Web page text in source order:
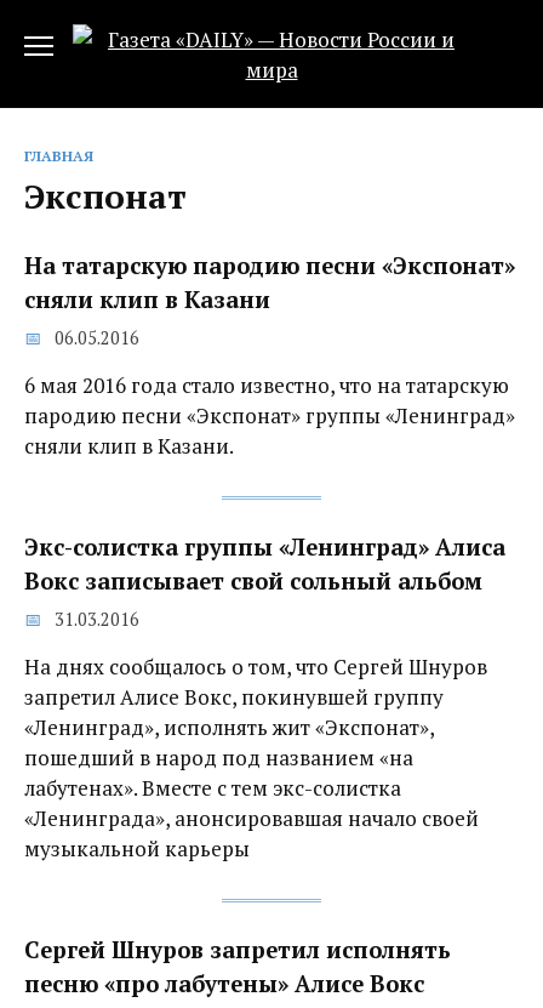
ГЛАВНАЯ
Экспонат
На татарскую пародию песни «Экспонат»
сняли клип в Казани
06.05.2016
6 мая 2016 года стало известно, что на татарскую
пародию песни «Экспонат» группы «Ленинград»
сняли клип в Казани.
Экс-солистка группы «Ленинград» Алиса
Вокс записывает свой сольный альбом
31.03.2016
На днях сообщалось о том, что Сергей Шнуров
запретил Алисе Вокс, покинувшей группу
«Ленинград», исполнять жит «Экспонат»,
пошедший в народ под названием «на
лабутенах». Вместе с тем экс-солистка
«Ленинграда», анонсировавшая начало своей
музыкальной карьеры
Сергей Шнуров запретил исполнять
песню «про лабутены» Алисе Вокс